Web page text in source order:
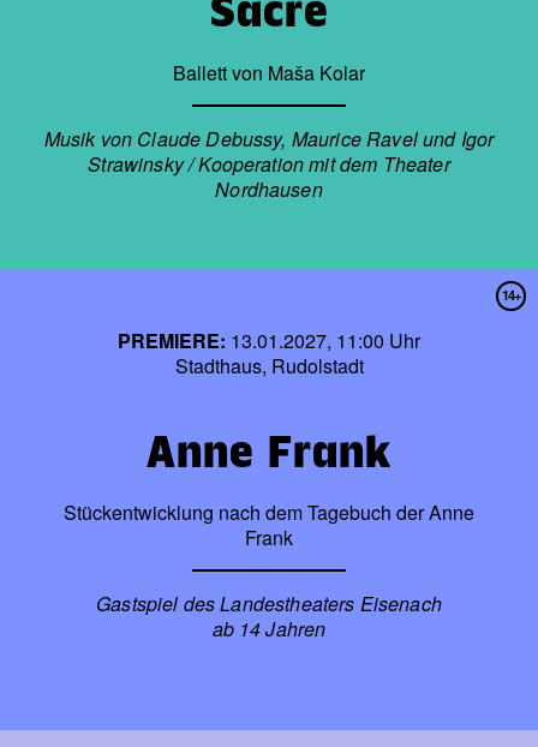
Sacre
Ballett von Maša Kolar
Musik von Claude Debussy, Maurice Ravel und Igor
Strawinsky / Kooperation mit dem Theater
Nordhausen
PREMIERE: 13.01.2027, 11:00 Uhr
Stadthaus, Rudolstadt
Anne Frank
14+
Stückentwicklung nach dem Tagebuch der Anne
Frank
Gastspiel des Landestheaters Eisenach
ab 14 Jahren